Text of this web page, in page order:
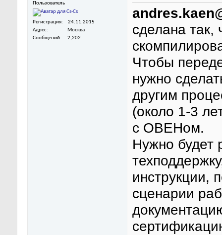
Пользователь
Регистрация
24.11.2015
Адрес
Москва
Сообщений
2,202
сделана так,
Чтобы
нужно
другим
(около 1-3
с ОВЕНом.
Нужно будет
инструкции,
сценарии